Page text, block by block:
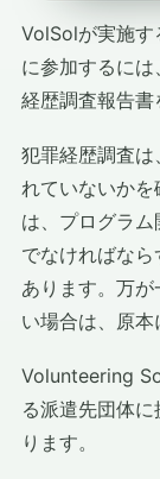
VolSolが実施す
に参加するに
経歴調査報告書
犯罪経歴調査は
れていないか
は、プログラ
でなければな
あります。万
い場合は、原本
Volunteering
る派遣先団体
ります。